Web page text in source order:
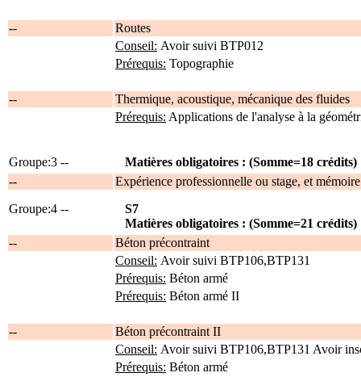
--
Routes
Conseil: Avoir suivi BTP012
Prérequis: Topographie
--
Thermique, acoustique, mécanique des fluides
Prérequis: Applications de l'analyse à la
Groupe:3 --
Matières obligatoires : (Somme=18 crédits)
--
Expérience professionnelle ou stage, et
Groupe:4 --
S7
Matières obligatoires : (Somme=21 crédits)
--
Béton précontraint
Conseil: Avoir suivi BTP106,BTP131
Prérequis: Béton armé
Prérequis: Béton armé II
--
Béton précontraint II
Conseil: Avoir suivi BTP106,BTP131 Avoir
Prérequis: Béton armé